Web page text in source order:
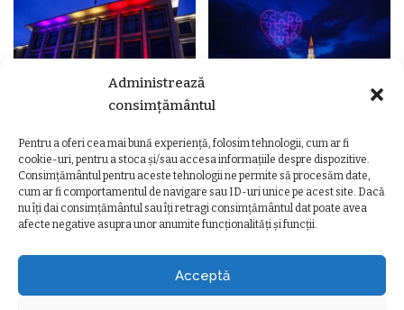
Administrează
consimțământul
Pentru a oferi cea mai bună experiență, folosim tehnologii, cum ar fi
cookie-uri, pentru a stoca și/sau accesa informațiile despre dispozitive.
Consimțământul pentru aceste tehnologii ne permite să procesăm date,
cum ar fi comportamentul de navigare sau ID-uri unice pe acest site. Dacă
nu îți dai consimțământul sau îți retragi consimțământul dat poate avea
afecte negative asupra unor anumite funcționalități și funcții.
Acceptă
Ziua Unirii Principatelor Române
– Clădiri și poduri din Cluj,
iluminate în culorile drapelului
Ziua Unirii la Cluj-Napoca.
Programul complet al
evenimentelor